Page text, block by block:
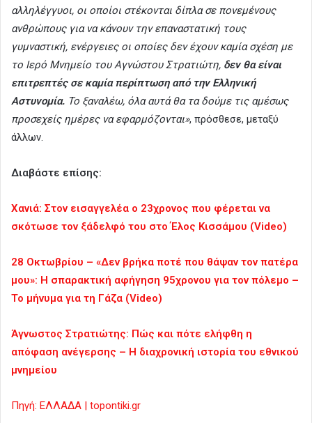
αλληλέγγυοι, οι οποίοι στέκονται δίπλα σε πονεμένους
ανθρώπους για να κάνουν την επαναστατική τους
γυμναστική, ενέργειες οι οποίες δεν έχουν καμία σχέση με
το Ιερό Μνημείο του Αγνώστου Στρατιώτη, δεν θα είναι
επιτρεπτές σε καμία περίπτωση από την Ελληνική
Αστυνομία. Το ξαναλέω, όλα αυτά θα τα δούμε τις αμέσως
προσεχείς ημέρες να εφαρμόζονται», πρόσθεσε, μεταξύ
άλλων.
Διαβάστε επίσης:
Χανιά: Στον εισαγγελέα ο 23χρονος που φέρεται να
σκότωσε τον ξάδελφό του στο Έλος Κισσάμου (Video)
28 Οκτωβρίου – «Δεν βρήκα ποτέ που θάψαν τον πατέρα
μου»: Η σπαρακτική αφήγηση 95χρονου για τον πόλεμο –
Το μήνυμα για τη Γάζα (Video)
Άγνωστος Στρατιώτης: Πώς και πότε ελήφθη η
απόφαση ανέγερσης – Η διαχρονική ιστορία του εθνικού
μνημείου
Πηγή: ΕΛΛΑΔΑ | topontiki.gr